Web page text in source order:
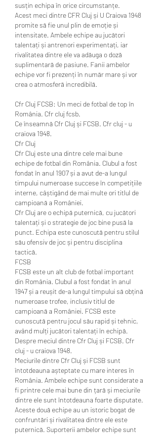
susțin echipa în orice circumstanțe.
Acest meci dintre CFR Cluj și U Craiova 1948
promite să fie unul plin de emoție și
intensitate. Ambele echipe au jucători
talentați și antrenori experimentați, iar
rivalitatea dintre ele va adăuga o doză
suplimentară de pasiune. Fanii ambelor
echipe vor fi prezenți în număr mare și vor
crea o atmosferă incredibilă.
Cfr Cluj FCSB: Un meci de fotbal de top în
România. Cfr cluj fcsb.
Ce înseamnă Cfr Cluj și FCSB. Cfr cluj - u
craiova 1948.
Cfr Cluj
Cfr Cluj este una dintre cele mai bune
echipe de fotbal din România. Clubul a fost
fondat în anul 1907 și a avut de-a lungul
timpului numeroase succese în competițiile
interne, câștigând de mai multe ori titlul de
campioană a României.
Cfr Cluj are o echipă puternică, cu jucători
talentați și o strategie de joc bine pusă la
punct. Echipa este cunoscută pentru stilul
său ofensiv de joc și pentru disciplina
tactică.
FCSB
FCSB este un alt club de fotbal important
din România. Clubul a fost fondat în anul
1947 și a reușit de-a lungul timpului să obțină
numeroase trofee, inclusiv titlul de
campioană a României. FCSB este
cunoscută pentru jocul său rapid și tehnic,
având mulți jucători talentați în echipă.
Despre meciul dintre Cfr Cluj și FCSB. Cfr
cluj - u craiova 1948.
Meciurile dintre Cfr Cluj și FCSB sunt
întotdeauna așteptate cu mare interes în
România. Ambele echipe sunt considerate a
fi printre cele mai bune din țară și meciurile
dintre ele sunt întotdeauna foarte disputate.
Aceste două echipe au un istoric bogat de
confruntări și rivalitatea dintre ele este
puternică. Suporterii ambelor echipe sunt